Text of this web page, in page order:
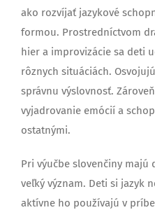
ako rozvíjať jazykové
formou. Prostredníctvom
hier a improvizácie sa deti
rôznych situáciách.
správnu výslovnosť.
vyjadrovanie emócií a
ostatnými.
Pri výučbe slovenčiny majú
veľký význam. Deti si jazyk
aktívne ho používajú v